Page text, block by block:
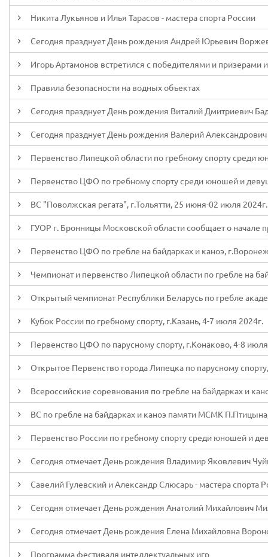
Никита Лукьянов и Илья Тарасов - мастера спорта России
Сегодня празднует День рождения Андрей Юрьевич
Игорь Артамонов встретился с победителями и призерами
Правила безопасности на водных объектах
Сегодня празднует День рождения Виталий Дмитриевич
Сегодня празднует День рождения Валерий
Первенство Липецкой области по гребному спорту среди
Первенство ЦФО по гребному спорту среди юношей и
ВС "Поволжская регата", г.Тольятти, 25 июня-02 июля 2024г.
ГУОР г. Бронницы Московской области сообщает о начале
Первенство ЦФО по гребле на байдарках и каноэ,
Чемпионат и первенство Липецкой области по гребле на
Открытый чемпионат Республики Беларусь по гребле
Кубок России по гребному спорту, г.Казань, 4-7 июля 2024г.
Первенство ЦФО по парусному спорту, г.Конаково, 4-8
Открытое Первенство города Липецка по парусному
Всероссийские соревнования по гребле на байдарках и
ВС по гребле на байдарках и каноэ памяти МСМК
Первенство России по гребному спорту среди юношей и
Сегодня отмечает День рождения Владимир Яковлевич
Савелий Гулевский и Александр Слюсарь - мастера спорта
Сегодня отмечает День рождения Анатолий Михайлович
Сегодня отмечает День рождения Елена Михайловна
Программа фестиваля интеллектуальных игр